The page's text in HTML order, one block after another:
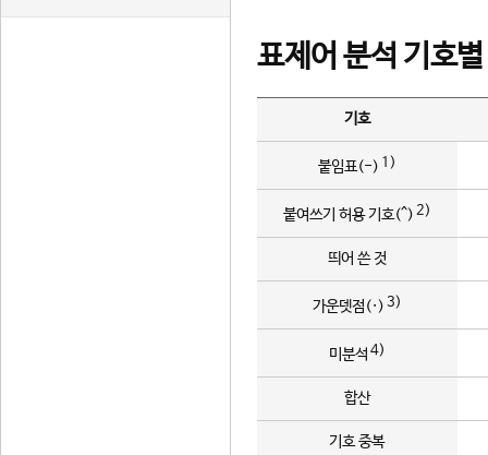
표제어 분석 기호
기호
붙임표(-) 1)
붙여쓰기 허용 기호(^) 2)
띄어 쓴 것
가운뎃점(·) 3)
미분석 4)
합산
기호 중복